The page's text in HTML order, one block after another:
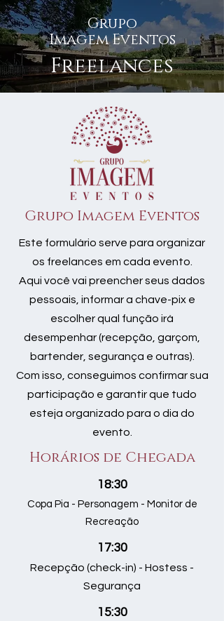
Grupo
Imagem Eventos
Freelances
Grupo Imagem Eventos
Este formulário serve para organizar
os freelances em cada evento.
Aqui você vai preencher seus dados
pessoais, informar a chave-pix e
escolher qual função irá
desempenhar (recepção, garçom,
bartender, segurança e outras).
Com isso, conseguimos confirmar sua
participação e garantir que tudo
esteja organizado para o dia do
evento.
Horários de Chegada
18:30
Copa Pia - Personagem - Monitor de
Recreação
17:30
Recepção (check-in) - Hostess -
Segurança
15:30